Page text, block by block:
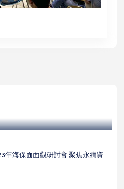
年海保面面觀研討會 聚焦永續資